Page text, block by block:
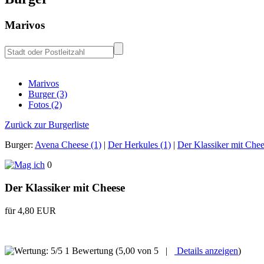
Marivos
Marivos
Burger (3)
Fotos (2)
Zurück zur Burgerliste
Burger: Avena Cheese (1) | Der Herkules (1) | Der Klassiker mit
0
Der Klassiker mit Cheese
für 4,80 EUR
1 Bewertung (5,00 von 5 | Details anzeigen)